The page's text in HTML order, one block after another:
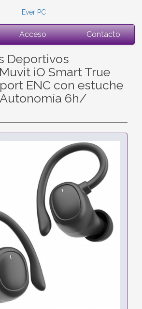
Ever PC
Acceso Contacto
Deportivos
iO Smart True
ENC con estuche
6h/